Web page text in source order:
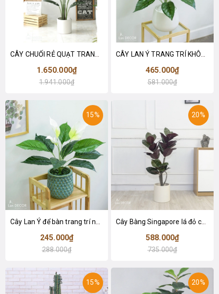
1.650.000₫
1.941.000₫
465.000₫
581.000₫
15%
245.000₫
288.000₫
20%
Cây Bàng Singapore lá đỏ cây giả trang trí Lan Decor (110cm) - LC2918-1
588.000₫
735.000₫
15% 20%